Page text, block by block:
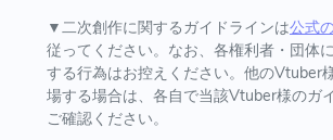
▼二次創作に関するガイドラインは公式
従ってください。なお、各権利者・団体
する行為はお控えください。他のVtuber
場する場合は、各自で当該Vtuber様のガ
ご確認ください。